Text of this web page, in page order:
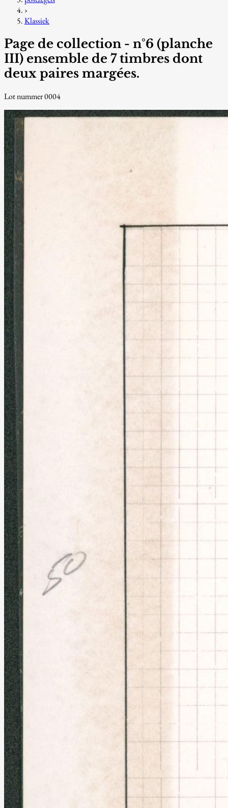
›
Klassiek
Page de collection - n°6 (planche
III) ensemble de 7 timbres dont
deux paires margées.
Lot nummer 0004